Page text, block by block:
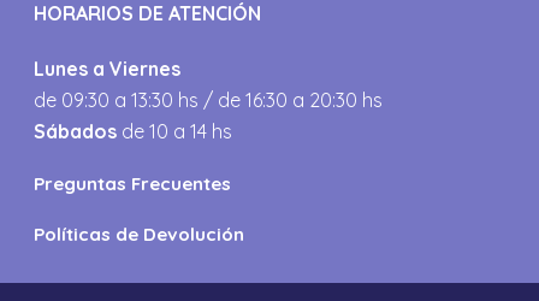
HORARIOS DE ATENCIÓN
Lunes a Viernes
de 09:30 a 13:30 hs / de 16:30 a 20:30 hs
Sábados de 10 a 14 hs
Preguntas Frecuentes
Políticas de Devolución